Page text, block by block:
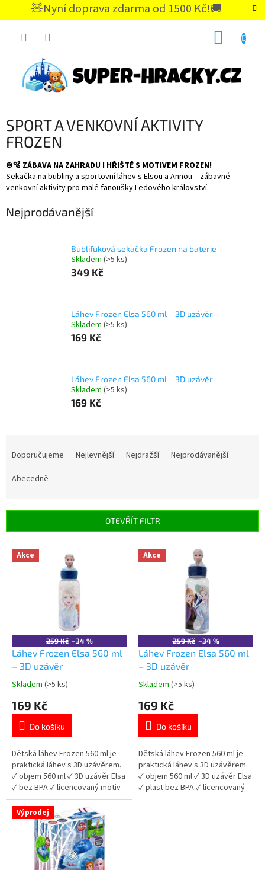
🧸Nyní doprava zdarma od 1500 Kč!🚚
CZK
SPORT A VENKOVNÍ AKTIVITY
FROZEN
❄️🫧 ZÁBAVA NA ZAHRADU I HŘIŠTĚ S MOTIVEM FROZEN!
Sekačka na bubliny a sportovní láhev s Elsou a Annou – zábavné
venkovní aktivity pro malé fanoušky Ledového království.
Nejprodávanější
Bublifuková sekačka Frozen na baterie
Skladem (>5 ks)
349 Kč
Láhev Frozen Elsa 560 ml – 3D uzávěr
Skladem (>5 ks)
169 Kč
Láhev Frozen Elsa 560 ml – 3D uzávěr
Skladem (>5 ks)
169 Kč
r
Doporučujeme Nejlevnější Nejdražší
Nejprodávanější
Abecedně
OTEVŘÍT FILTR
V Akce
259 Kč –34 %
Láhev Frozen Elsa 560 ml
– 3D uzávěr
Průměrné
produktu
5,0
5
hvězdiček.
Skladem (>5 ks)
169 Kč
Do košíku
Dětská láhev Frozen 560 ml je
praktická láhev s 3D uzávěrem.
✓ objem 560 ml ✓ 3D uzávěr Elsa
✓ bez BPA ✓ licencovaný motiv
Frozen 👉 Více produktů Frozen
Akce
259 Kč –34 %
Láhev Frozen Elsa 560 ml
– 3D uzávěr
Průměrné
produktu
5,0
5
hvězdiček.
Skladem (>5 ks)
169 Kč
Do košíku
Dětská láhev Frozen 560 ml je
praktická láhev s 3D uzávěrem.
✓ objem 560 ml ✓ 3D uzávěr Elsa
✓ plast bez BPA ✓ licencovaný
Výprodej